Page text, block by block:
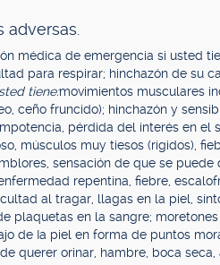
adversas.
médica de emergencia si usted
para respirar; hinchazón de su
tiene:movimientos musculares
ceño fruncido); hinchazón y
pérdida del interés en el
músculos muy tiesos (rígidos),
sensación de que se
repentina, fiebre,
al tragar, llagas en la piel,
plaquetas en la sangre;
de Ia piel en forma de puntos
querer orinar, hambre, boca